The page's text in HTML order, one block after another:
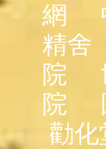
網
精舍
院
院
勸化